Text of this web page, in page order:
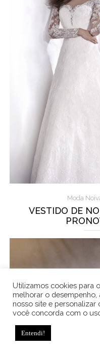
Moda
VESTIDO DE
Utilizamos cookies para
melhorar o
nosso site e personalizar
você concorda com o
Entendi!